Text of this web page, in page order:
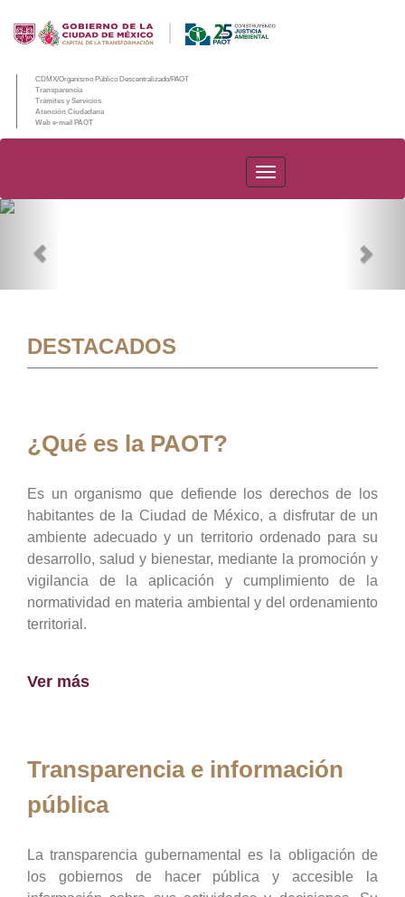
CDMX/Organismo Público Descentralizado/PAOT
Transparencia
Trámites y Servicios
Atención Ciudadana
Web e-mail PAOT
PAOT
DESTACADOS
¿Qué es la PAOT?
Es un organismo que defiende los derechos de los
habitantes de la Ciudad de México, a disfrutar de un
ambiente adecuado y un territorio ordenado para su
desarrollo, salud y bienestar, mediante la promoción y
vigilancia de la aplicación y cumplimiento de la
normatividad en materia ambiental y del ordenamiento
territorial.
Ver más
Transparencia e información
pública
La transparencia gubernamental es la obligación de
los gobiernos de hacer pública y accesible la